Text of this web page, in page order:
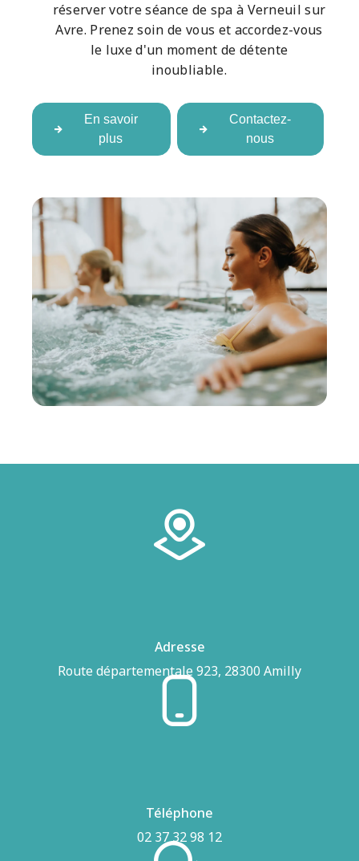
réserver votre séance de spa à Verneuil sur
Avre. Prenez soin de vous et accordez-vous
le luxe d'un moment de détente
inoubliable.
En savoir
plus
Contactez-
nous
Adresse
Route départementale 923, 28300 Amilly
Téléphone
02 37 32 98 12